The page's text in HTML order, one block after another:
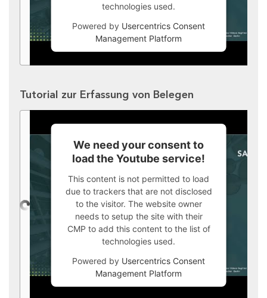
technologies used.
Powered by Usercentrics Consent
Management Platform
Tutorial zur Erfassung von Belegen
We need your consent to
load the Youtube service!
This content is not permitted to load
due to trackers that are not disclosed
to the visitor. The website owner
needs to setup the site with their
CMP to add this content to the list of
technologies used.
Powered by Usercentrics Consent
Management Platform